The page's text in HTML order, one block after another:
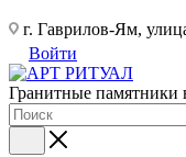
г. Гаврилов-Ям,
Войти
Гранитные памятники